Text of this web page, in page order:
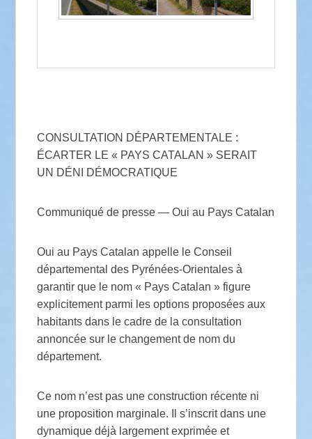
CONSULTATION DÉPARTEMENTALE :
ÉCARTER LE « PAYS CATALAN » SERAIT
UN DÉNI DÉMOCRATIQUE
Communiqué de presse — Oui au Pays Catalan
Oui au Pays Catalan appelle le Conseil
départemental des Pyrénées-Orientales à
garantir que le nom « Pays Catalan » figure
explicitement parmi les options proposées aux
habitants dans le cadre de la consultation
annoncée sur le changement de nom du
département.
Ce nom n’est pas une construction récente ni
une proposition marginale. Il s’inscrit dans une
dynamique déjà largement exprimée et